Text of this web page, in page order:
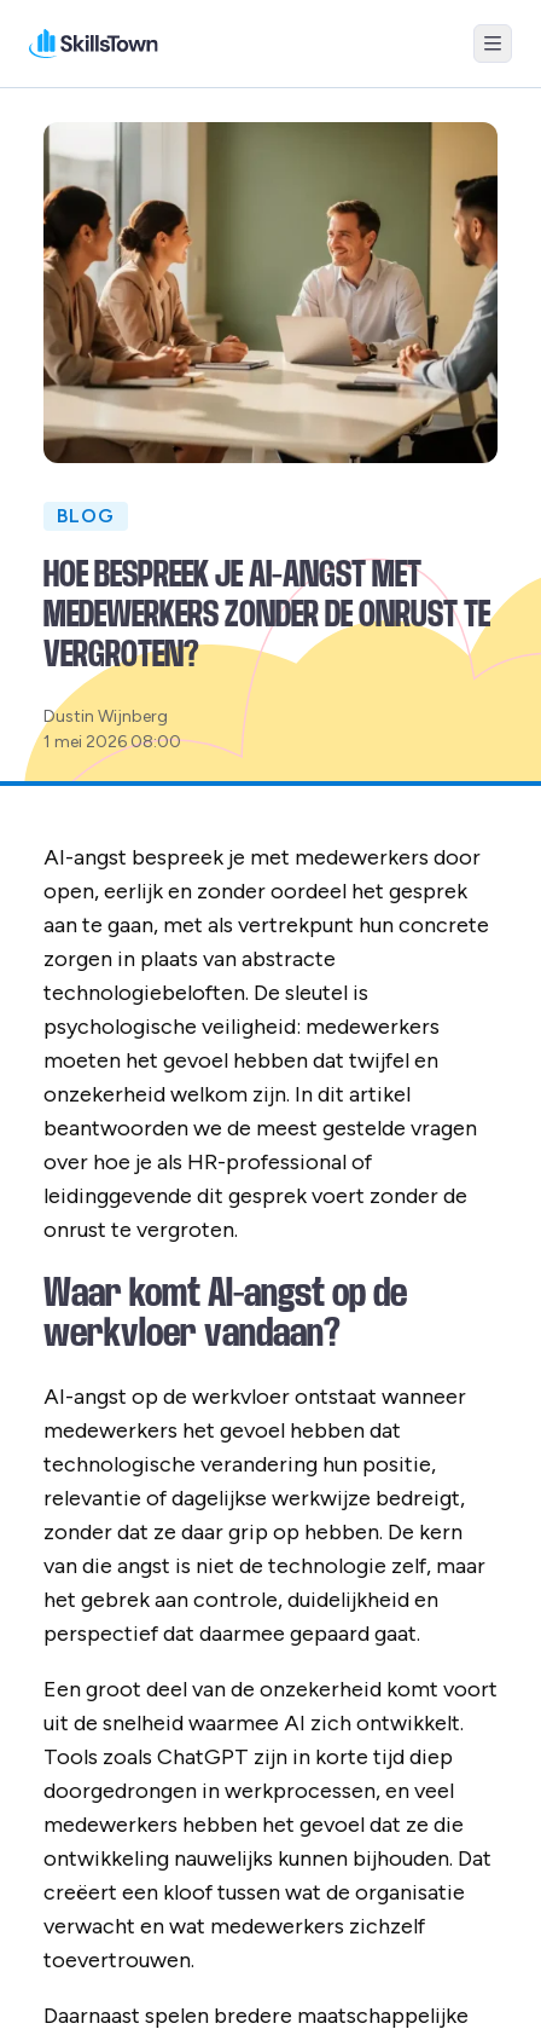
Menu
BLOG
HOE BESPREEK JE AI-ANGST MET
MEDEWERKERS ZONDER DE ONRUST TE
VERGROTEN?
Posted
by:
Dustin Wijnberg
1 mei 2026 08:00
AI-angst bespreek je met medewerkers door
open, eerlijk en zonder oordeel het gesprek
aan te gaan, met als vertrekpunt hun concrete
zorgen in plaats van abstracte
technologiebeloften. De sleutel is
psychologische veiligheid: medewerkers
moeten het gevoel hebben dat twijfel en
onzekerheid welkom zijn. In dit artikel
beantwoorden we de meest gestelde vragen
over hoe je als HR-professional of
leidinggevende dit gesprek voert zonder de
onrust te vergroten.
Waar komt AI-angst op de
werkvloer vandaan?
AI-angst op de werkvloer ontstaat wanneer
medewerkers het gevoel hebben dat
technologische verandering hun positie,
relevantie of dagelijkse werkwijze bedreigt,
zonder dat ze daar grip op hebben. De kern
van die angst is niet de technologie zelf, maar
het gebrek aan controle, duidelijkheid en
perspectief dat daarmee gepaard gaat.
Een groot deel van de onzekerheid komt voort
uit de snelheid waarmee AI zich ontwikkelt.
Tools zoals ChatGPT zijn in korte tijd diep
doorgedrongen in werkprocessen, en veel
medewerkers hebben het gevoel dat ze die
ontwikkeling nauwelijks kunnen bijhouden. Dat
creëert een kloof tussen wat de organisatie
verwacht en wat medewerkers zichzelf
toevertrouwen.
Daarnaast spelen bredere maatschappelijke